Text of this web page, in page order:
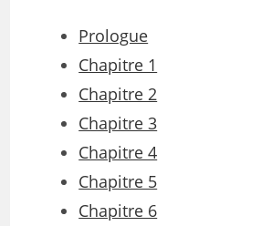
Prologue
Chapitre 1
Chapitre 2
Chapitre 3
Chapitre 4
Chapitre 5
Chapitre 6